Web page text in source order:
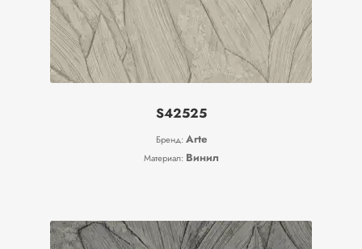
S42525
Бренд: Arte
Материал: Винил